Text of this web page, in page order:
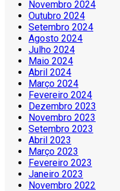
Novembro 2024
Outubro 2024
Setembro 2024
Agosto 2024
Julho 2024
Maio 2024
Abril 2024
Março 2024
Fevereiro 2024
Dezembro 2023
Novembro 2023
Setembro 2023
Abril 2023
Março 2023
Fevereiro 2023
Janeiro 2023
Novembro 2022